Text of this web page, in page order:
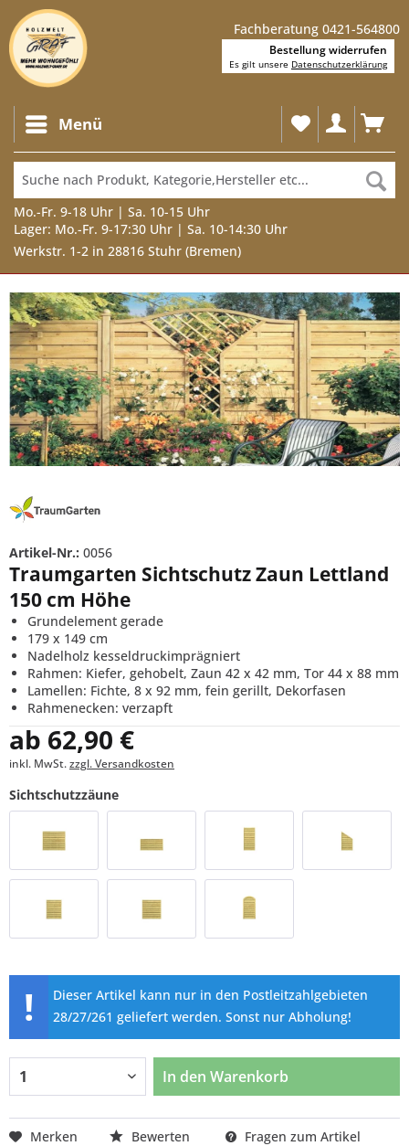
Fachberatung 0421-564800
Menü
Mo.-Fr. 9-18 Uhr | Sa. 10-15 Uhr
Lager: Mo.-Fr. 9-17:30 Uhr | Sa. 10-14:30 Uhr
Werkstr. 1-2 in 28816 Stuhr (Bremen)
Artikel-Nr.: 0056
Traumgarten Sichtschutz Zaun Lettland
150 cm Höhe
Grundelement gerade
179 x 149 cm
Nadelholz kesseldruckimprägniert
Rahmen: Kiefer, gehobelt, Zaun 42 x 42 mm, Tor 44 x 88 mm
Lamellen: Fichte, 8 x 92 mm, fein gerillt, Dekorfasen
Rahmenecken: verzapft
ab 62,90 €
inkl. MwSt.zzgl. Versandkosten
Sichtschutzzäune
!
Dieser Artikel kann nur in den Postleitzahlgebieten
28/27/261 geliefert werden. Sonst nur Abholung!
In den Warenkorb
Merken Bewerten Fragen zum Artikel
Bestellung widerrufen
Es gilt unsere Datenschutzerklärung